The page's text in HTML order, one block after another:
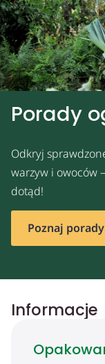
Porady
Odkryj
warzyw i owoców
dotąd!
Poznaj porady
Informacje